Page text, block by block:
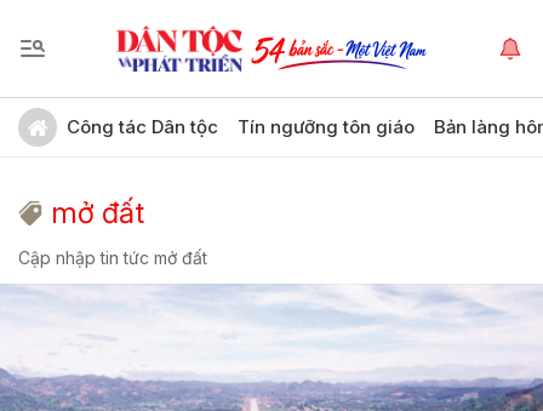
Công tác Dân tộc Tín ngưỡng tôn giáo Bản làng
mở đất
Cập nhập tin tức mở đất